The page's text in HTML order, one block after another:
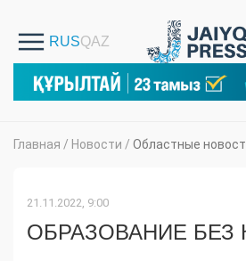
Главная / Новости / Областные
21.11.2022, 9:00
ОБРАЗОВАНИЕ БЕЗ